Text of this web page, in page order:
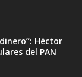
Héctor
del PAN